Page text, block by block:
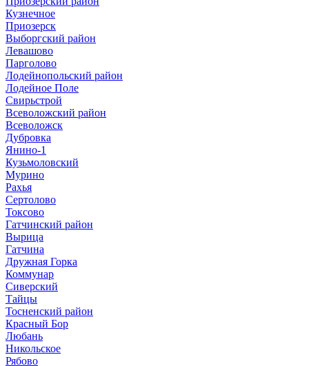
Кузнечное
Приозерск
Выборгский район
Левашово
Парголово
Лодейнопольский район
Лодейное Поле
Свирьстрой
Всеволожский район
Всеволожск
Дубровка
Янино-1
Кузьмоловский
Мурино
Рахья
Сертолово
Токсово
Гатчинский район
Вырица
Гатчина
Дружная Горка
Коммунар
Сиверский
Тайцы
Тосненский район
Красный Бор
Любань
Никольское
Рябово